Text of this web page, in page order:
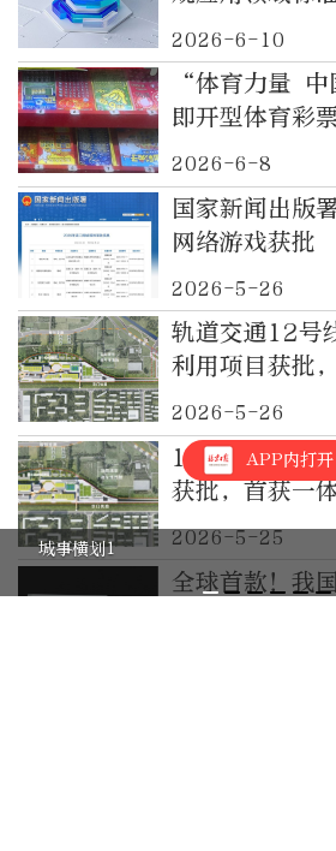
标发布
2026-6-10
“体育力量
即开型体育彩
2026-6-8
国家新闻出版
网络游戏获批
2026-5-26
轨道交通12号
利用项目获批
指标投放
2026-5-26
12号线田村停
获批，首获一
2026-5-25
全球首款！我
APP内打开
城事横划1